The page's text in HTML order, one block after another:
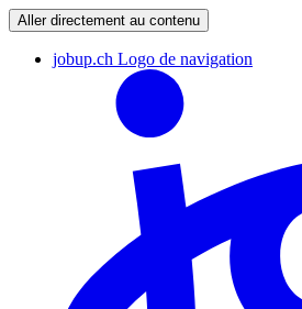
Aller directement au contenu
jobup.ch Logo de navigation